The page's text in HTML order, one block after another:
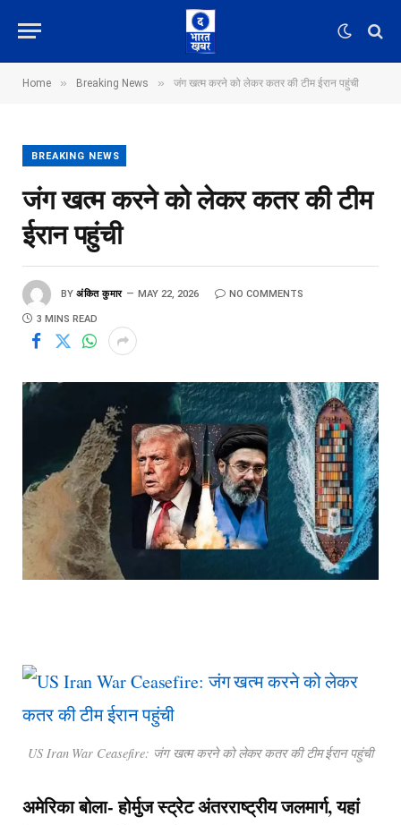
Home » Breaking News » जंग खत्म करने को लेकर कतर की टीम ईरान पहुंची
BREAKING NEWS
जंग खत्म करने को लेकर कतर की टीम
ईरान पहुंची
BY अंकित कुमार MAY 22, 2026 NO COMMENTS
3 MINS READ
US Iran War Ceasefire: जंग खत्म करने को लेकर कतर की टीम ईरान पहुंची
अमेरिका बोला- होर्मुज स्ट्रेट अंतरराष्ट्रीय जलमार्ग, यहां